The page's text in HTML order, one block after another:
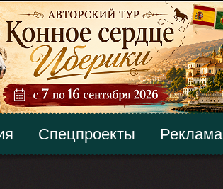
Спецпроекты Реклама